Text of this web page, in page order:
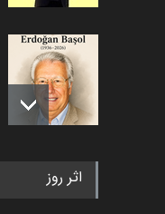
اثر روز